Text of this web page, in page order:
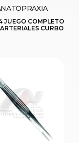
JUEGO COMPLETO
CURBO